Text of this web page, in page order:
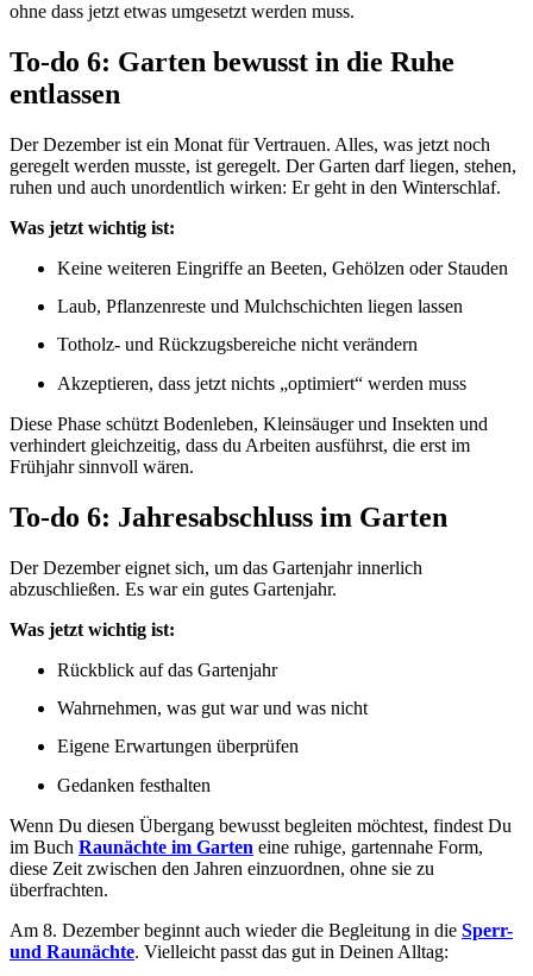
ohne dass jetzt etwas umgesetzt werden muss.
To-do 6: Garten bewusst in die Ruhe
entlassen
Der Dezember ist ein Monat für Vertrauen. Alles, was jetzt noch
geregelt werden musste, ist geregelt. Der Garten darf liegen, stehen,
ruhen und auch unordentlich wirken: Er geht in den Winterschlaf.
Was jetzt wichtig ist:
Keine weiteren Eingriffe an Beeten, Gehölzen oder Stauden
Laub, Pflanzenreste und Mulchschichten liegen lassen
Totholz- und Rückzugsbereiche nicht verändern
Akzeptieren, dass jetzt nichts „optimiert“ werden muss
Diese Phase schützt Bodenleben, Kleinsäuger und Insekten und
verhindert gleichzeitig, dass du Arbeiten ausführst, die erst im
Frühjahr sinnvoll wären.
To-do 6: Jahresabschluss im Garten
Der Dezember eignet sich, um das Gartenjahr innerlich
abzuschließen. Es war ein gutes Gartenjahr.
Was jetzt wichtig ist:
Rückblick auf das Gartenjahr
Wahrnehmen, was gut war und was nicht
Eigene Erwartungen überprüfen
Gedanken festhalten
Wenn Du diesen Übergang bewusst begleiten möchtest, findest Du
im Buch Raunächte im Garten eine ruhige, gartennahe Form,
diese Zeit zwischen den Jahren einzuordnen, ohne sie zu
überfrachten.
Am 8. Dezember beginnt auch wieder die Begleitung in die Sperr-
und Raunächte. Vielleicht passt das gut in Deinen Alltag: